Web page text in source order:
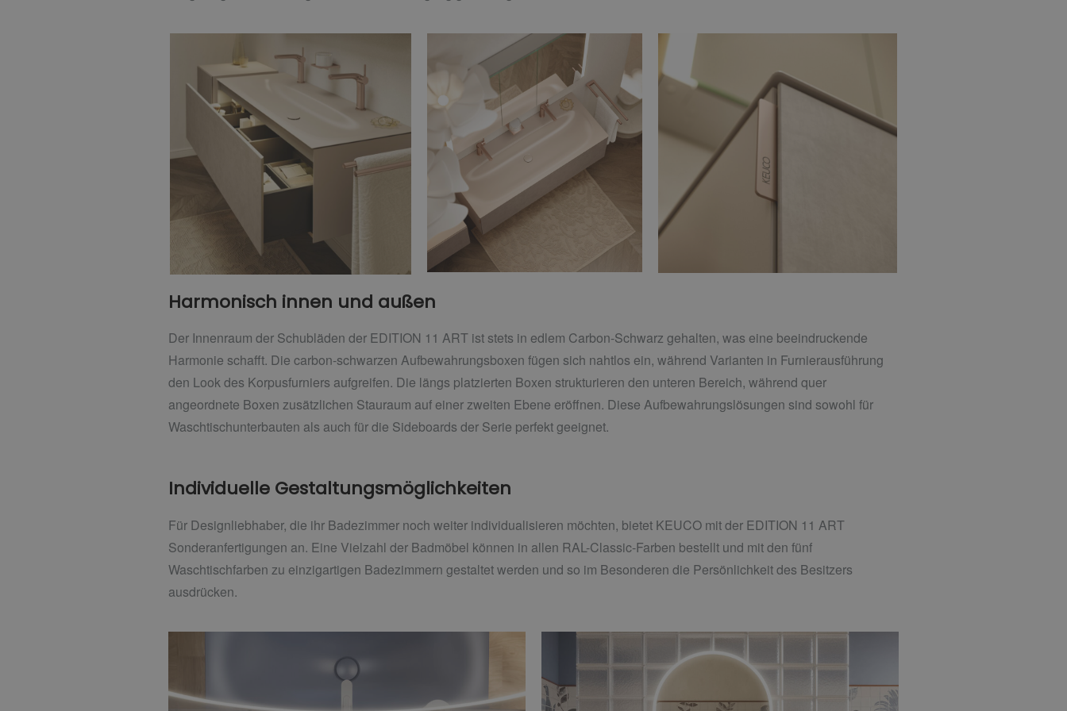
Harmonisch innen und außen
Der Innenraum der Schubläden der EDITION 11 ART ist stets in edlem Carbon-Schwarz gehalten, was eine beeindruckende
Harmonie schafft. Die carbon-schwarzen Aufbewahrungsboxen fügen sich nahtlos ein, während Varianten in Furnierausführung
den Look des Korpusfurniers aufgreifen. Die längs platzierten Boxen strukturieren den unteren Bereich, während quer
angeordnete Boxen zusätzlichen Stauraum auf einer zweiten Ebene eröffnen. Diese Aufbewahrungslösungen sind sowohl für
Waschtischunterbauten als auch für die Sideboards der Serie perfekt geeignet.
Individuelle Gestaltungsmöglichkeiten
Für Designliebhaber, die ihr Badezimmer noch weiter individualisieren möchten, bietet KEUCO mit der EDITION 11 ART
Sonderanfertigungen an. Eine Vielzahl der Badmöbel können in allen RAL-Classic-Farben bestellt und mit den fünf
Waschtischfarben zu einzigartigen Badezimmern gestaltet werden und so im Besonderen die Persönlichkeit des Besitzers
ausdrücken.